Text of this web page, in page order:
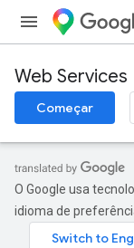
Web Services
Começar
O Google usa
idioma de